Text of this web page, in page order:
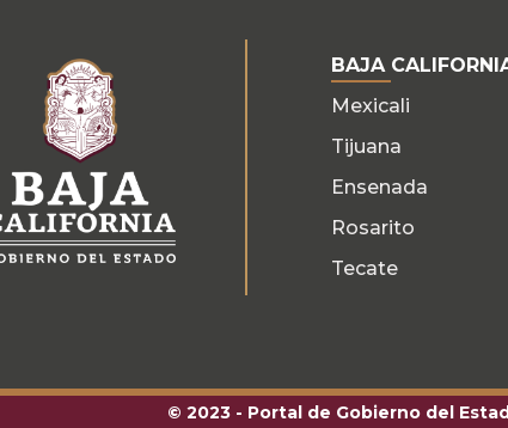
BAJA
Mexicali
Tijuana
Ensenada
Rosarito
Tecate
© 2023 - Portal de Gobierno del